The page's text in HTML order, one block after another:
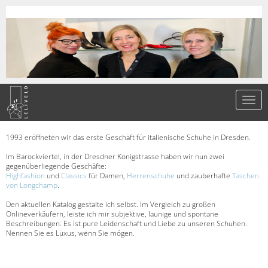
1993 eröffneten wir das erste Geschäft für italienische Schuhe in Dresden.
Im Barockviertel, in der Dresdner Königstrasse haben wir nun zwei
gegenüberliegende Geschäfte:
Highfashion und Classics für Damen, Herrenschuhe und zauberhafte Taschen
von Longchamp.
Den aktuellen Katalog gestalte ich selbst. Im Vergleich zu großen
Onlineverkäufern, leiste ich mir subjektive, launige und spontane
Beschreibungen. Es ist pure Leidenschaft und Liebe zu unseren Schuhen.
Nennen Sie es Luxus, wenn Sie mögen.